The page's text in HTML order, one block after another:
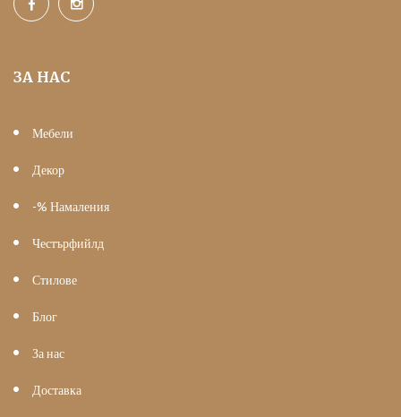
ЗА НАС
Мебели
Декор
-% Намаления
Честърфийлд
Стилове
Блог
За нас
Доставка